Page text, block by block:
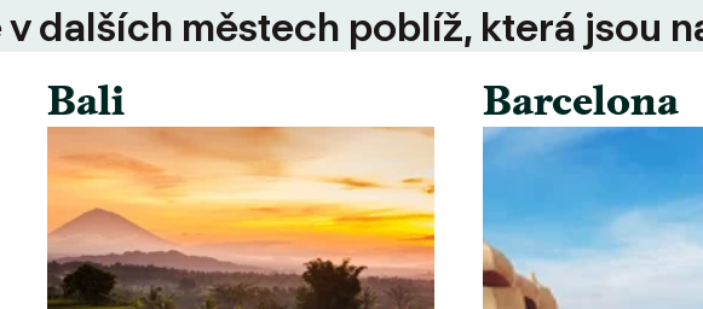
dalších městech poblíž, která jsou
Bali Barcelona